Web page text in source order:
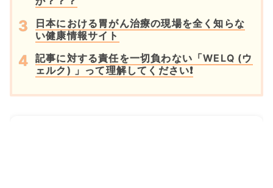
日本における胃がん治療の現場を全く知らな
い健康情報サイト
記事に対する責任を一切負わない「WELQ (ウ
ェルク) 」って理解してください❗